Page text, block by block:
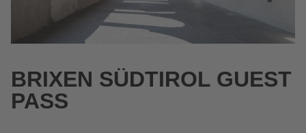
BRIXEN SÜDTIROL GUEST
PASS